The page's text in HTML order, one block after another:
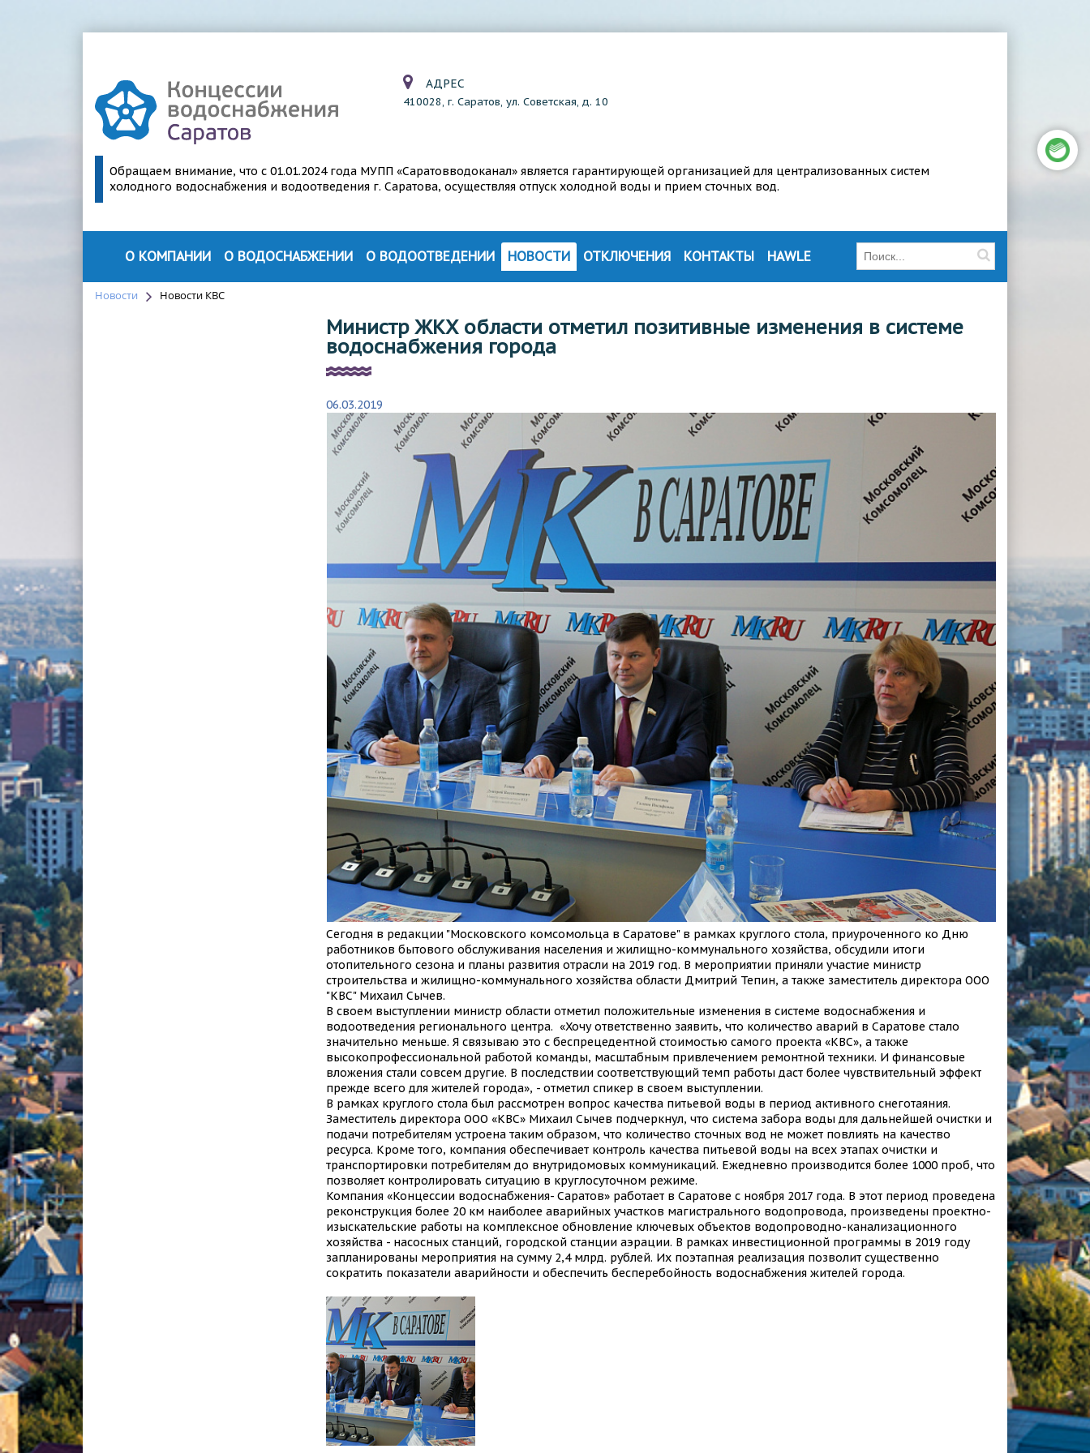
АДРЕС
410028, г. Саратов, ул. Советская, д. 10
Обращаем внимание, что с 01.01.2024 года МУПП «Саратовводоканал» является гарантирующей организацией для централизованных систем
холодного водоснабжения и водоотведения г. Саратова, осуществляя отпуск холодной воды и прием сточных вод.
О КОМПАНИИ
О ПРОЕКТЕ
«КОНЦЕССИИ ВОДОСНАБЖЕНИЯ-САРАТОВ»
О ВОДОСНАБЖЕНИИ
О ВОДОСНАБЖЕНИИ
ПЕРСПЕКТИВЫ МОДЕРНИЗАЦИИ
САНБЮЛЛЕТЕНЬ ПО КАЧЕСТВУ ПИТЬЕВОЙ
О ВОДООТВЕДЕНИИ
СТРУКТУРА ВОДООТВЕДЕНИЯ
КОНТРОЛЬ СОСТАВА СТОЧНЫХ ВОД
НОВОСТИ ОТКЛЮЧЕНИЯ КОНТАКТЫ HAWLE
Новости Новости КВС
Министр ЖКХ области отметил позитивные изменения в системе
водоснабжения города
06.03.2019
Сегодня в редакции "Московского комсомольца в Саратове" в рамках круглого стола, приуроченного ко Дню
работников бытового обслуживания населения и жилищно-коммунального хозяйства, обсудили итоги
отопительного сезона и планы развития отрасли на 2019 год. В мероприятии приняли участие министр
строительства и жилищно-коммунального хозяйства области Дмитрий Тепин, а также заместитель директора ООО
"КВС" Михаил Сычев.
В своем выступлении министр области отметил положительные изменения в системе водоснабжения и
водоотведения регионального центра. «Хочу ответственно заявить, что количество аварий в Саратове стало
значительно меньше. Я связываю это с беспрецедентной стоимостью самого проекта «КВС», а также
высокопрофессиональной работой команды, масштабным привлечением ремонтной техники. И финансовые
вложения стали совсем другие. В последствии соответствующий темп работы даст более чувствительный эффект
прежде всего для жителей города», - отметил спикер в своем выступлении.
В рамках круглого стола был рассмотрен вопрос качества питьевой воды в период активного снеготаяния.
Заместитель директора ООО «КВС» Михаил Сычев подчеркнул, что система забора воды для дальнейшей очистки и
подачи потребителям устроена таким образом, что количество сточных вод не может повлиять на качество
ресурса. Кроме того, компания обеспечивает контроль качества питьевой воды на всех этапах очистки и
транспортировки потребителям до внутридомовых коммуникаций. Ежедневно производится более 1000 проб, что
позволяет контролировать ситуацию в круглосуточном режиме.
Компания «Концессии водоснабжения- Саратов» работает в Саратове с ноября 2017 года. В этот период проведена
реконструкция более 20 км наиболее аварийных участков магистрального водопровода, произведены проектно-
изыскательские работы на комплексное обновление ключевых объектов водопроводно-канализационного
хозяйства - насосных станций, городской станции аэрации. В рамках инвестиционной программы в 2019 году
запланированы мероприятия на сумму 2,4 млрд. рублей. Их поэтапная реализация позволит существенно
сократить показатели аварийности и обеспечить бесперебойность водоснабжения жителей города.